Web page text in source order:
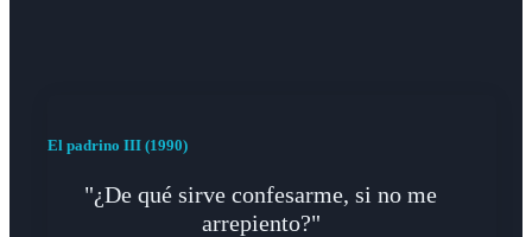
El padrino III (1990)
"¿De qué sirve confesarme, si no me
arrepiento?"